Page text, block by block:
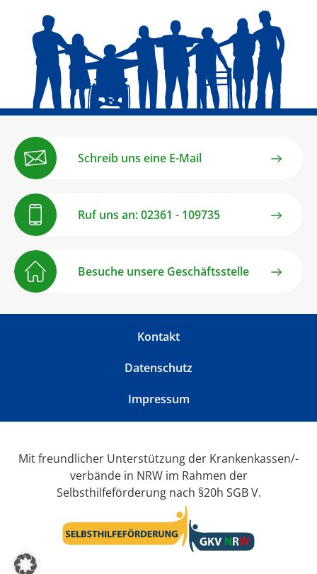
Schreib uns eine E-Mail
Ruf uns an: 02361 - 109735
Besuche unsere Geschäftsstelle
Kontakt
Datenschutz
Impressum
Mit freundlicher Unterstützung der Krankenkassen/-
verbände in NRW im Rahmen der
Selbsthilfeförderung nach §20h SGB V.